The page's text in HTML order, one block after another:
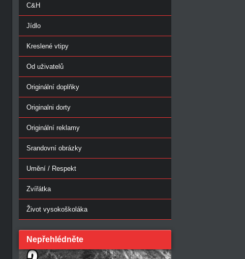
C&H
Jídlo
Kreslené vtipy
Od uživatelů
Originální doplňky
Originalni dorty
Originální reklamy
Srandovní obrázky
Umění / Respekt
Zvířátka
Život vysokoškoláka
Nepřehlédněte